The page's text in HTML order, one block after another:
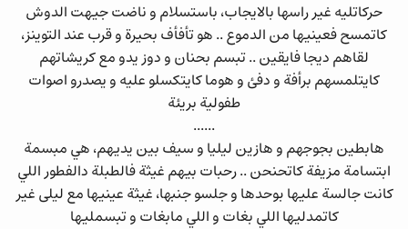
حركاتليه غير راسها بالايجاب، باستسلام و ناضت جيهت الدوش
كاتمسح فعينيها من الدموع .. هو تأفأف بحيرة و قرب عند التوينز،
لقاهم ديجا فايقين .. تبسم بحنان و دوز يدو مع كريشاتهم
كايتلمسهم برأفة و دفئ و هوما كايتكسلو عليه و يصدرو اصوات
طفولية بريئة
......
هابطين بجوجهم و هازين ليليا و سيف بين يديهم، هي مبسمة
ابتسامة مزيفة كاتحنحن .. رحبات بيهم غيثة فالطبلة دالفطور اللي
كانت جالسة عليها بوحدها و جلسو جنبها، غيثة عينيها مع ليلى غير
كاتمدليها اللي بغات و اللي مابغات و تبسمليها